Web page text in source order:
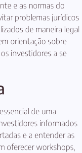
e as normas do
problemas jurídicos
de maneira legal
orientação sobre
investidores a se
de uma
informados
e a entender as
oferecer workshops,